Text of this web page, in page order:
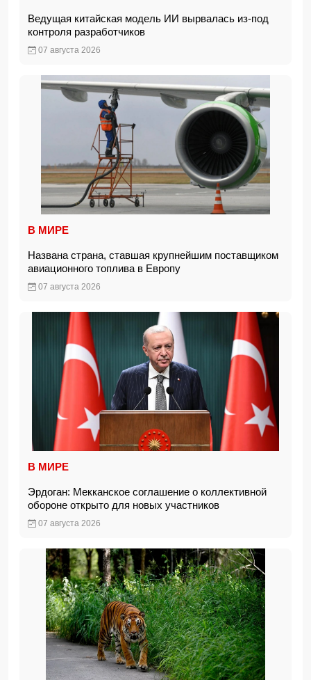
Ведущая китайская модель ИИ вырвалась из-под
контроля разработчиков
07 августа 2026
В МИРЕ
Названа страна, ставшая крупнейшим поставщиком
авиационного топлива в Европу
07 августа 2026
В МИРЕ
Эрдоган: Мекканское соглашение о коллективной
обороне открыто для новых участников
07 августа 2026